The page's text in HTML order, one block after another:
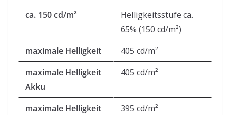
ca. 150 cd/m²
Helligkeitsstufe ca.
65% (150 cd/m²)
maximale Helligkeit
405 cd/m²
maximale Helligkeit
Akku
405 cd/m²
maximale Helligkeit
395 cd/m²